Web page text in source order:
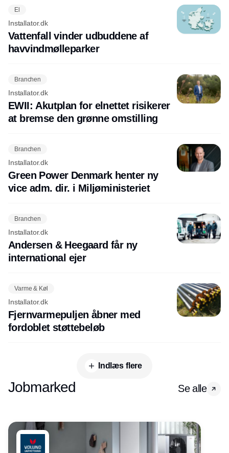
El
Installator.dk
Vattenfall vinder udbuddene af
havvindmølleparker
Branchen
Installator.dk
EWII: Akutplan for elnettet risikerer
at bremse den grønne omstilling
Branchen
Installator.dk
Green Power Denmark henter ny
vice adm. dir. i Miljøministeriet
Branchen
Installator.dk
Andersen & Heegaard får ny
international ejer
Varme & Køl
Installator.dk
Fjernvarmepuljen åbner med
fordoblet støttebeløb
Indlæs flere
Jobmarked Se alle